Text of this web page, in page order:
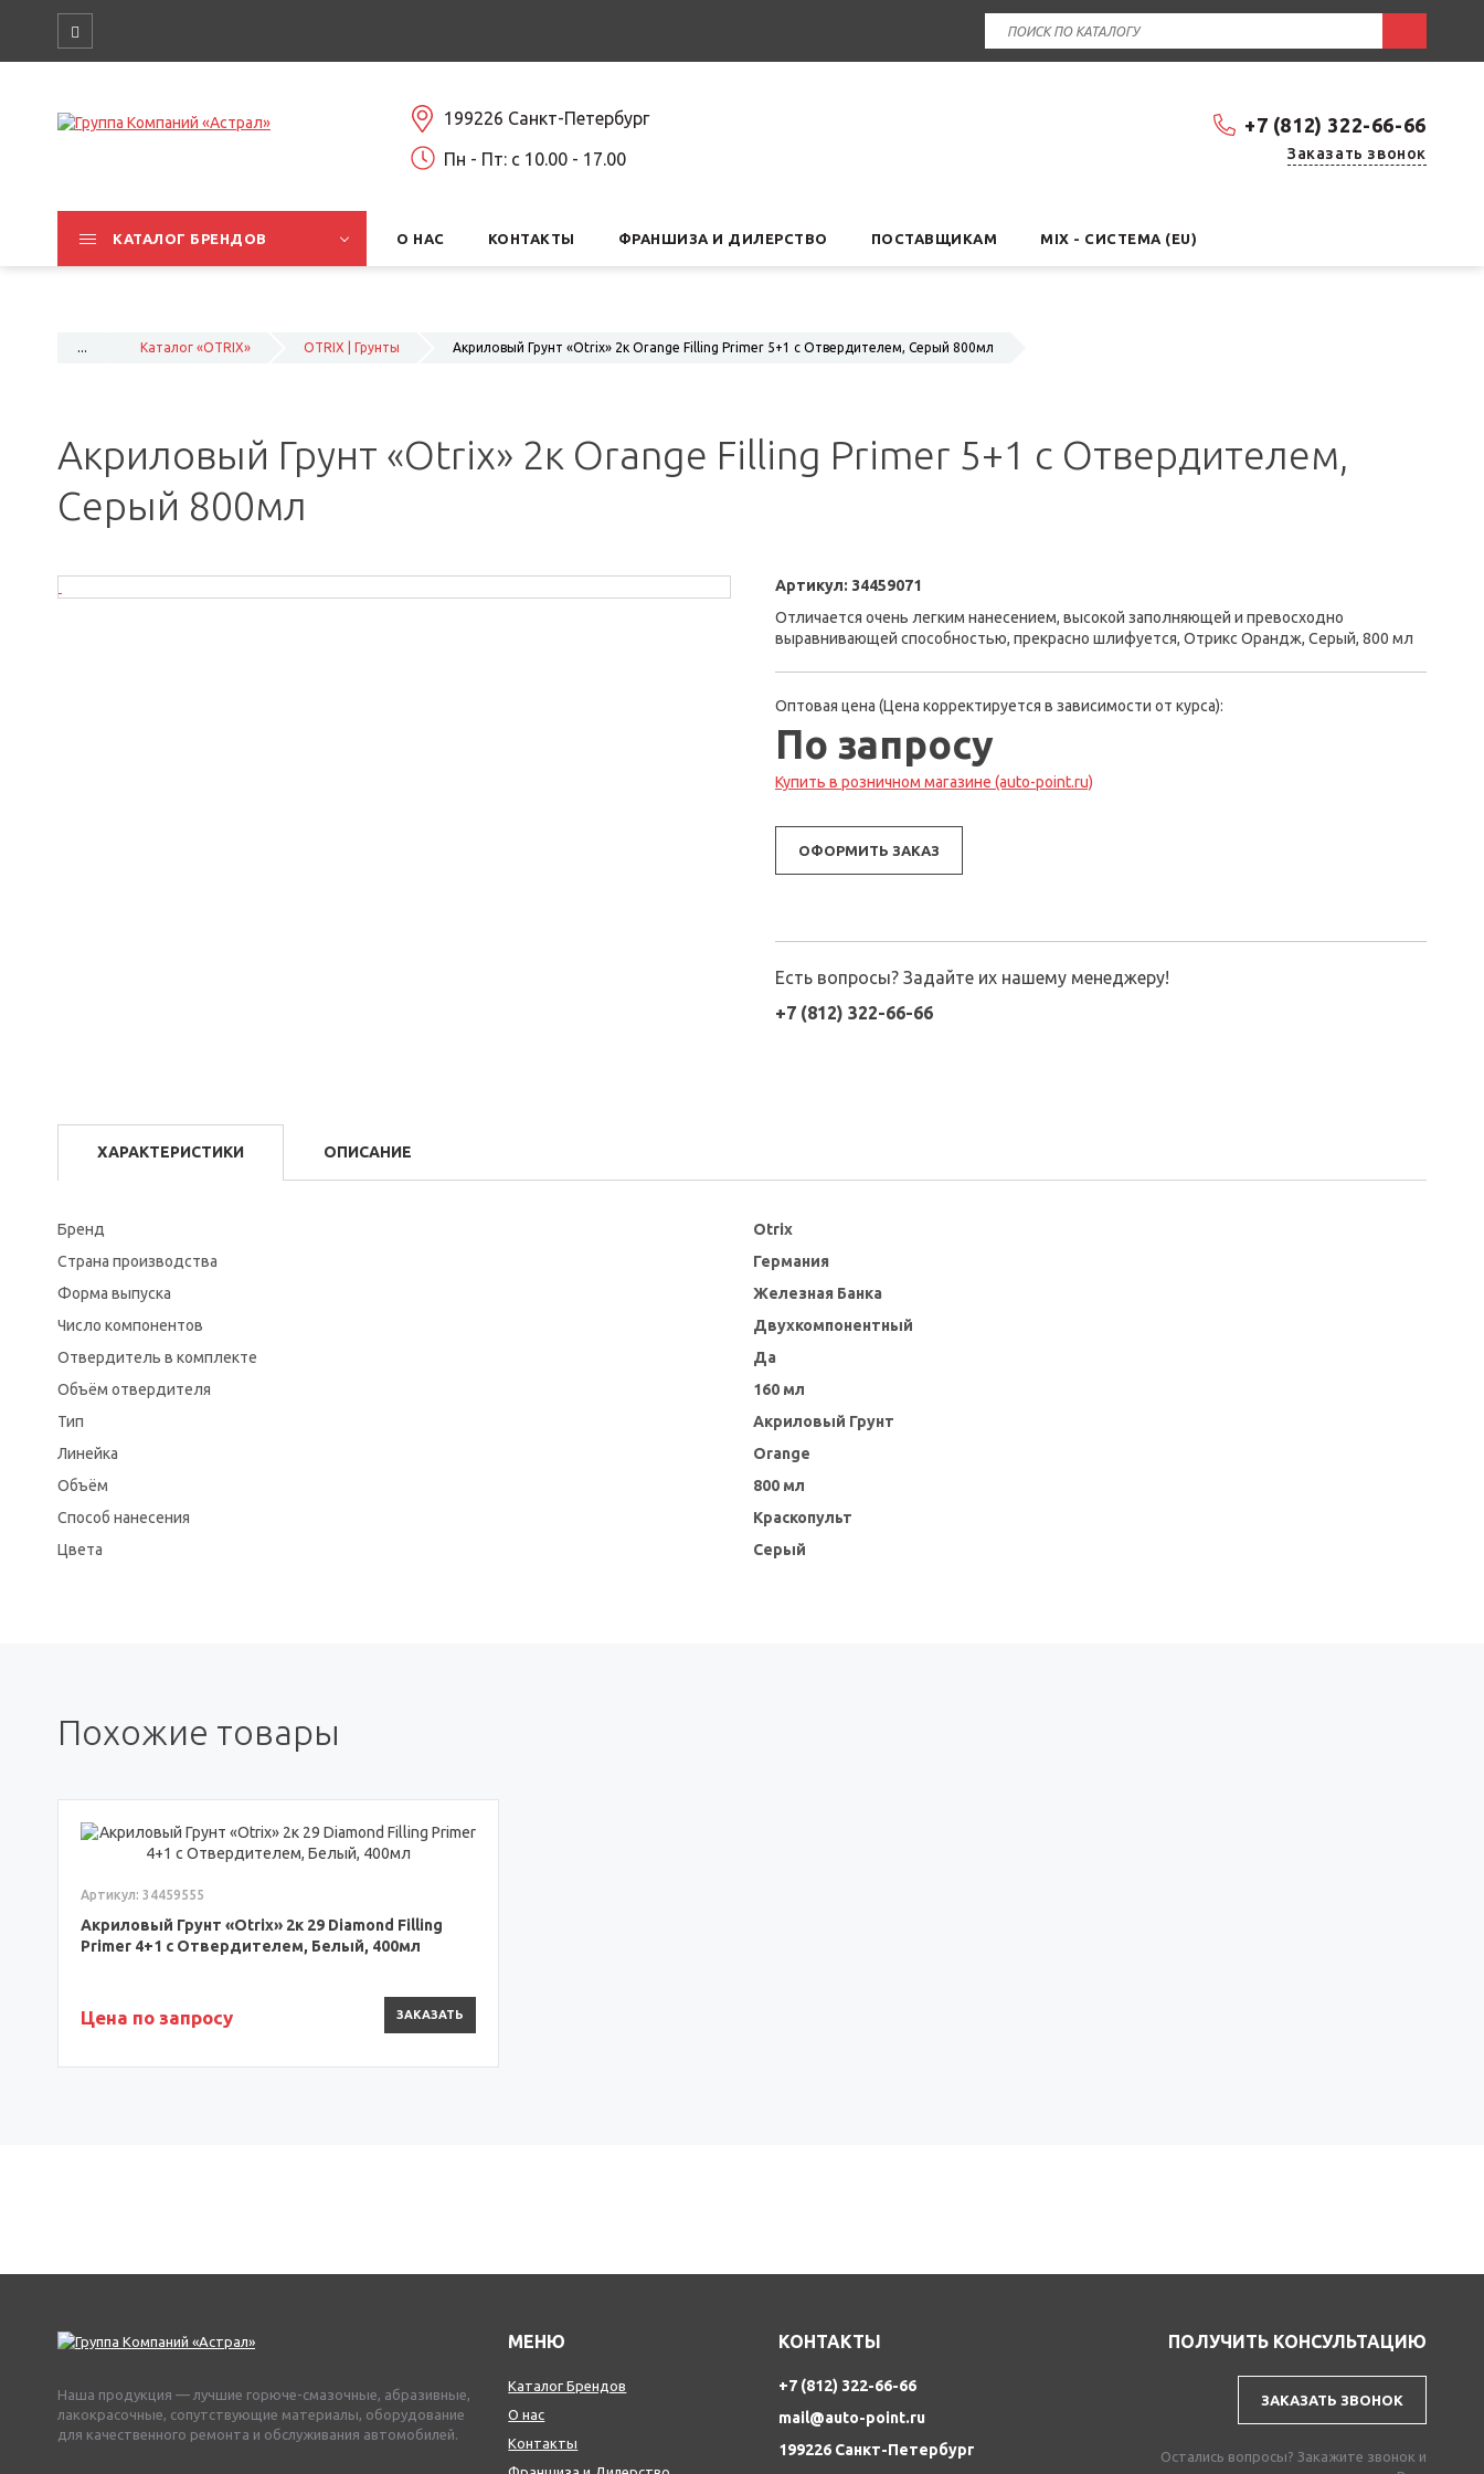
+7 (812) 322-66-66
Заказать звонок
199226 Санкт-Петербург
Пн - Пт: c 10.00 - 17.00
КАТАЛОГ БРЕНДОВ О НАС КОНТАКТЫ ФРАНШИЗА И ДИЛЕРСТВО ПОСТАВЩИКАМ MIX - СИСТЕМА (EU)
... Каталог «OTRIX» OTRIX | Грунты Акриловый Грунт «Otrix» 2к Orange Filling Primer 5+1 с Отвердителем, Серый 800мл
Акриловый Грунт «Otrix» 2к Orange Filling Primer 5+1 с Отвердителем,
Серый 800мл
Артикул: 34459071
Отличается очень легким нанесением, высокой заполняющей и превосходно
выравнивающей способностью, прекрасно шлифуется, Отрикс Орандж, Серый, 800 мл
Оптовая цена (Цена корректируется в зависимости от курса):
По запросу
Купить в розничном магазине (auto-point.ru)
ОФОРМИТЬ ЗАКАЗ
Есть вопросы? Задайте их нашему менеджеру!
+7 (812) 322-66-66
ХАРАКТЕРИСТИКИ ОПИСАНИЕ
Бренд
Otrix
Страна производства
Германия
Форма выпуска
Железная Банка
Число компонентов
Двухкомпонентный
Отвердитель в комплекте
Да
Объём отвердителя
160 мл
Тип
Акриловый Грунт
Линейка
Orange
Объём
800 мл
Способ нанесения
Краскопульт
Цвета
Серый
Похожие товары
Артикул: 34459555
Акриловый Грунт «Otrix» 2к 29 Diamond Filling
Primer 4+1 с Отвердителем, Белый, 400мл
Цена по запросу ЗАКАЗАТЬ
Наша продукция — лучшие горюче-смазочные, абразивные,
лакокрасочные, сопутствующие материалы, оборудование
для качественного ремонта и обслуживания автомобилей.
МЕНЮ
Каталог Брендов
О нас
Контакты
КОНТАКТЫ
+7 (812) 322-66-66
mail@auto-point.ru
199226 Санкт-Петербург
ПОЛУЧИТЬ КОНСУЛЬТАЦИЮ
ЗАКАЗАТЬ ЗВОНОК
Остались вопросы? Закажите звонок и